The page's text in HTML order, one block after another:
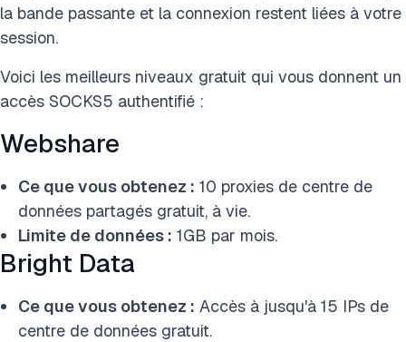
la bande passante et la connexion restent liées à votre
session.
Voici les meilleurs niveaux gratuit qui vous donnent un
accès SOCKS5 authentifié :
Webshare
Ce que vous obtenez : 10 proxies de centre de
données partagés gratuit, à vie.
Limite de données : 1GB par mois.
Bright Data
Ce que vous obtenez : Accès à jusqu'à 15 IPs de
centre de données gratuit.